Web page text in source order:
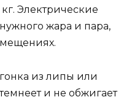
Электрические
жара и пара,
из липы или
и не обжигает